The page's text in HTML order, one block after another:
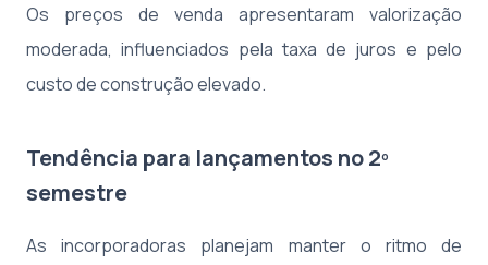
Os preços de venda apresentaram valorização
moderada, influenciados pela taxa de juros e pelo
custo de construção elevado.
Tendência para lançamentos no 2º
semestre
As incorporadoras planejam manter o ritmo de